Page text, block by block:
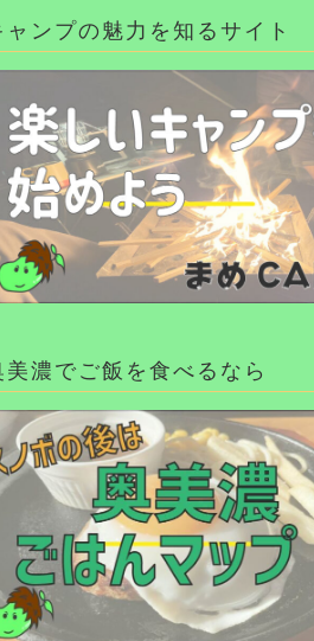
ャンプの魅力を知るサイト
美濃でご飯を食べるなら